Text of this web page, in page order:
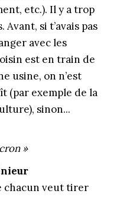
etc.). Il y a trop
si t’avais pas
avec les
est en train de
usine, on n’est
(par exemple de la
sinon...
»
chacun veut tirer